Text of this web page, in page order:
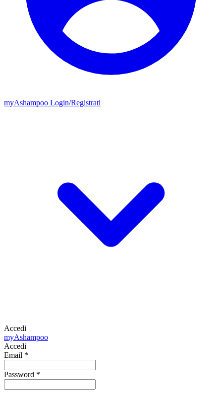
myAshampoo Login/Registrati
Accedi
myAshampoo
Accedi
Email *
Password *